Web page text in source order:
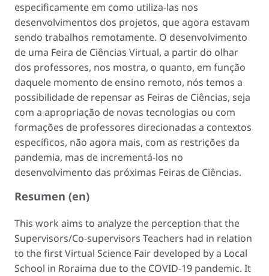
especificamente em como utiliza-las nos
desenvolvimentos dos projetos, que agora estavam
sendo trabalhos remotamente. O desenvolvimento
de uma Feira de Ciências Virtual, a partir do olhar
dos professores, nos mostra, o quanto, em função
daquele momento de ensino remoto, nós temos a
possibilidade de repensar as Feiras de Ciências, seja
com a apropriação de novas tecnologias ou com
formações de professores direcionadas a contextos
específicos, não agora mais, com as restrições da
pandemia, mas de incrementá-los no
desenvolvimento das próximas Feiras de Ciências.
Resumen (en)
This work aims to analyze the perception that the
Supervisors/Co-supervisors Teachers had in relation
to the first Virtual Science Fair developed by a Local
School in Roraima due to the COVID-19 pandemic. It